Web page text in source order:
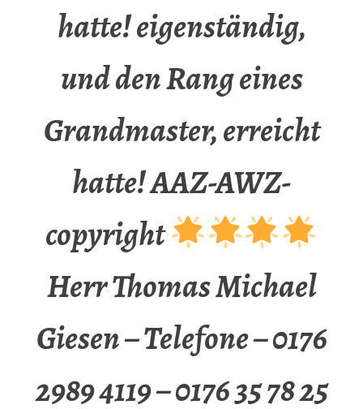
hatte! eigenständig,
und den Rang eines
Grandmaster, erreicht
hatte! AAZ-AWZ-
copyright
Herr Thomas Michael
Giesen – Telefone – 0176
2989 4119 – 0176 35 78 25